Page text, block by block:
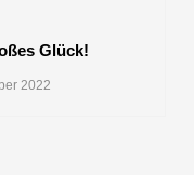
Glück!
2022